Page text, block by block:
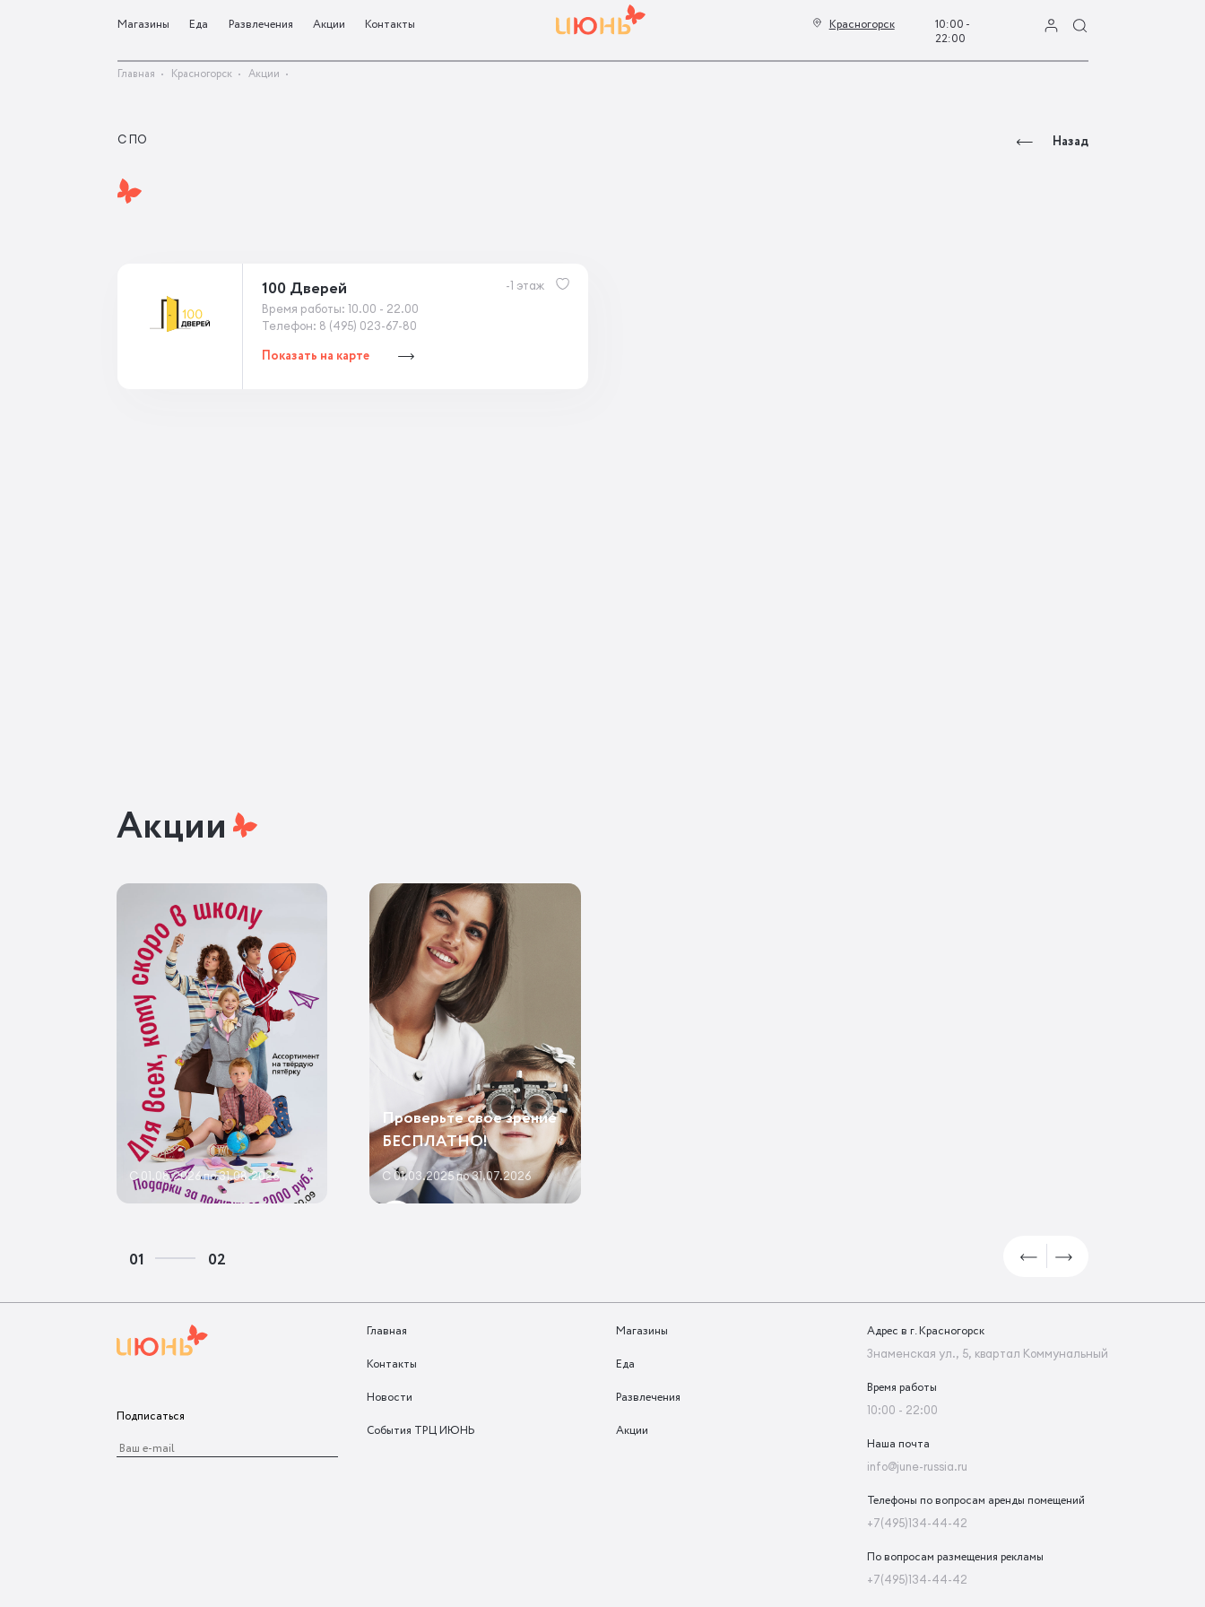
Магазины Еда Развлечения Акции Контакты Красногорск
10:00 -
22:00
Главная Красногорск Акции
С ПО Назад
100 Дверей
-1 этаж
Время работы: 10.00 - 22.00
Телефон: 8 (495) 023-67-80
Показать на карте
Акции
С 01.08.2026 по 31.08.2026
Проверьте свое зрение
БЕСПЛАТНО!
С 01.03.2025 по 31.07.2026
01 02
Подписаться
Главная
Контакты
Новости
События ТРЦ ИЮНЬ
Магазины
Еда
Развлечения
Акции
Адрес в г. Красногорск
Знаменская ул., 5, квартал Коммунальный
Время работы
10:00 - 22:00
Наша почта
info@june-russia.ru
Телефоны по вопросам аренды помещений
+7(495)134-44-42
По вопросам размещения рекламы
+7(495)134-44-42